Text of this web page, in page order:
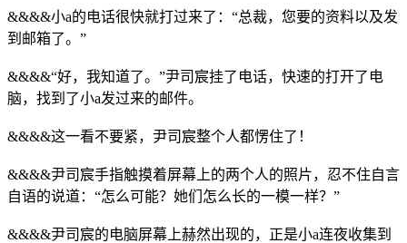
&&&&小a的电话很快就打过来了：“总裁，您要的资料以及发
到邮箱了。”
&&&&“好，我知道了。”尹司宸挂了电话，快速的打开了电
脑，找到了小a发过来的邮件。
&&&&这一看不要紧，尹司宸整个人都愣住了！
&&&&尹司宸手指触摸着屏幕上的两个人的照片，忍不住自言
自语的说道：“怎么可能？她们怎么长的一模一样？”
&&&&尹司宸的电脑屏幕上赫然出现的，正是小a连夜收集到